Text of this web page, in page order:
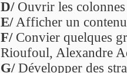
D/Ouvrir les
E/Afficher un
F/Convier quelques
Rioufoul, Alexandre
G/Développer des